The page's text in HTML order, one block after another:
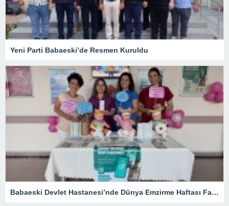
Yeni Parti Babaeski’de Resmen Kuruldu
Babaeski Devlet Hastanesi’nde Dünya Emzirme Haftası Farkındalığı